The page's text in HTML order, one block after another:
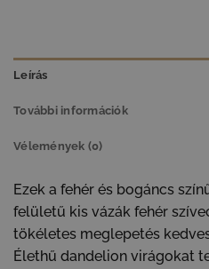
Leírás
További információk
Vélemények (0)
Ezek a fehér és bogáncs
felületű kis vázák fehér
tökéletes meglepetés
Élethű dandelion virágokat